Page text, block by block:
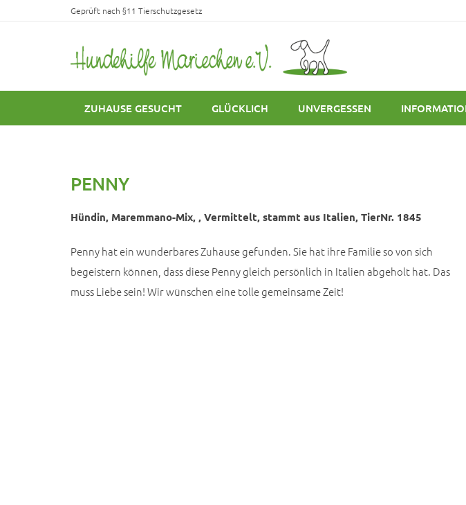
Geprüft nach §11 Tierschutzgesetz
ZUHAUSE GESUCHT GLÜCKLICH UNVERGESSEN
PENNY
Hündin, Maremmano-Mix, , Vermittelt, stammt aus Italien, TierNr. 1845
Penny hat ein wunderbares Zuhause gefunden. Sie hat ihre Familie so von sich
begeistern können, dass diese Penny gleich persönlich in Italien abgeholt hat. Das
muss Liebe sein! Wir wünschen eine tolle gemeinsame Zeit!